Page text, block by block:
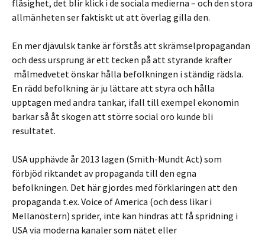
flåsighet, det blir klick i de sociala medierna – och den stora
allmänheten ser faktiskt ut att överlag gilla den.
En mer djävulsk tanke är förstås att skrämselpropagandan
och dess ursprung är ett tecken på att styrande krafter
målmedvetet önskar hålla befolkningen i ständig rädsla.
En rädd befolkning är ju lättare att styra och hålla
upptagen med andra tankar, ifall till exempel ekonomin
barkar så åt skogen att större social oro kunde bli
resultatet.
USA upphävde år 2013 lagen (Smith-Mundt Act) som
förbjöd riktandet av propaganda till den egna
befolkningen. Det här gjordes med förklaringen att den
propaganda t.ex. Voice of America (och dess likar i
Mellanöstern) sprider, inte kan hindras att få spridning i
USA via moderna kanaler som nätet eller